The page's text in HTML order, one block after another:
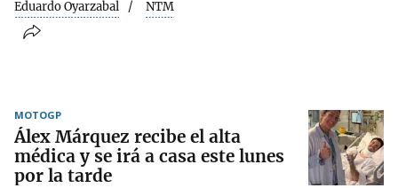
Eduardo Oyarzabal NTM
MOTOGP
Álex Márquez recibe el alta
médica y se irá a casa este lunes
por la tarde